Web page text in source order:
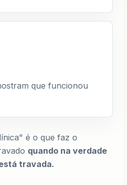
que funcionou
é o que faz o
quando na verdade
travada.